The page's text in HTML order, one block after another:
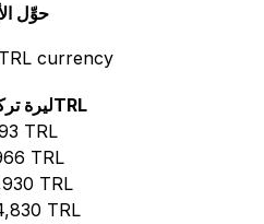
حوِّل
currency
ليرةTRL
TRL
TRL
TRL
TRL